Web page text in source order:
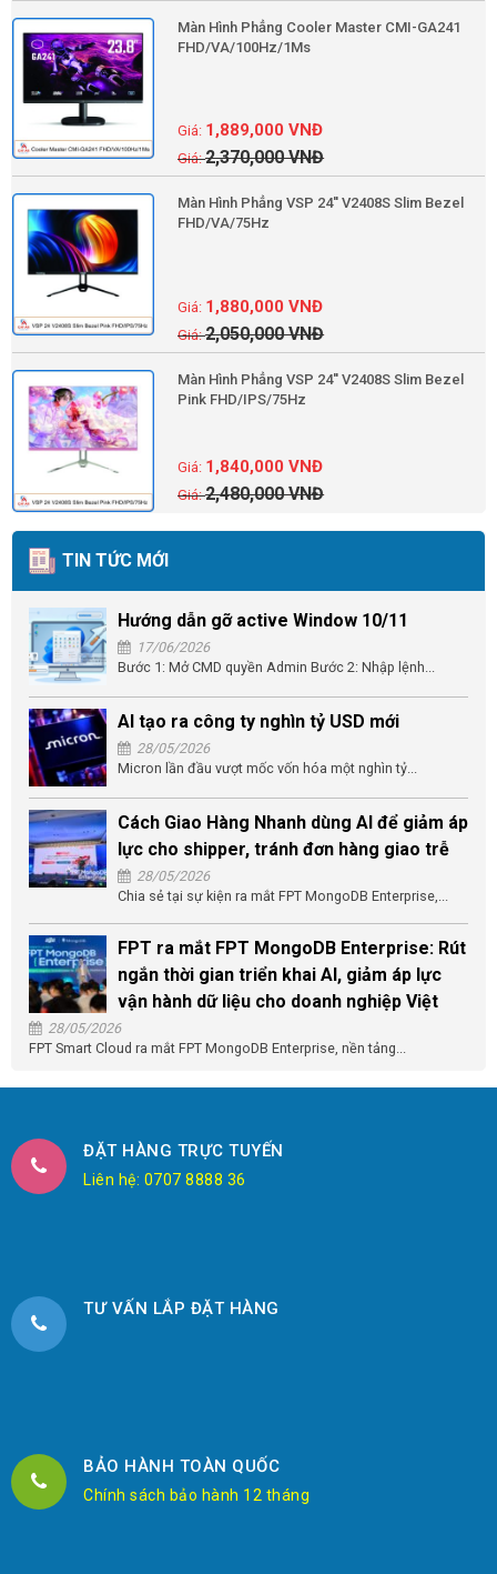
Màn Hình Phẳng Cooler Master CMI-GA241
FHD/VA/100Hz/1Ms
2,370,000VNĐ
1,889,000VNĐ
Màn Hình Phẳng VSP 24'' V2408S Slim Bezel
FHD/VA/75Hz
2,050,000VNĐ
1,880,000VNĐ
Màn Hình Phẳng VSP 24'' V2408S Slim Bezel
Pink FHD/IPS/75Hz
2,480,000VNĐ
1,840,000VNĐ
TIN TỨC MỚI
Hướng dẫn gỡ active Window 10/11
17/06/2026
Bước 1: Mở CMD quyền Admin Bước 2: Nhập lệnh...
AI tạo ra công ty nghìn tỷ USD mới
28/05/2026
Micron lần đầu vượt mốc vốn hóa một nghìn tỷ...
Cách Giao Hàng Nhanh dùng AI để giảm áp
lực cho shipper, tránh đơn hàng giao trễ
28/05/2026
Chia sẻ tại sự kiện ra mắt FPT MongoDB Enterprise,...
FPT ra mắt FPT MongoDB Enterprise: Rút
ngắn thời gian triển khai AI, giảm áp lực
vận hành dữ liệu cho doanh nghiệp Việt
28/05/2026
FPT Smart Cloud ra mắt FPT MongoDB Enterprise, nền tảng...
ĐẶT HÀNG TRỰC TUYẾN
Liên hệ: 0707 8888 36
TƯ VẤN LẮP ĐẶT HÀNG
BẢO HÀNH TOÀN QUỐC
Chính sách bảo hành 12 tháng